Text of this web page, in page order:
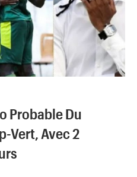
Probable Du
Vert, Avec 2